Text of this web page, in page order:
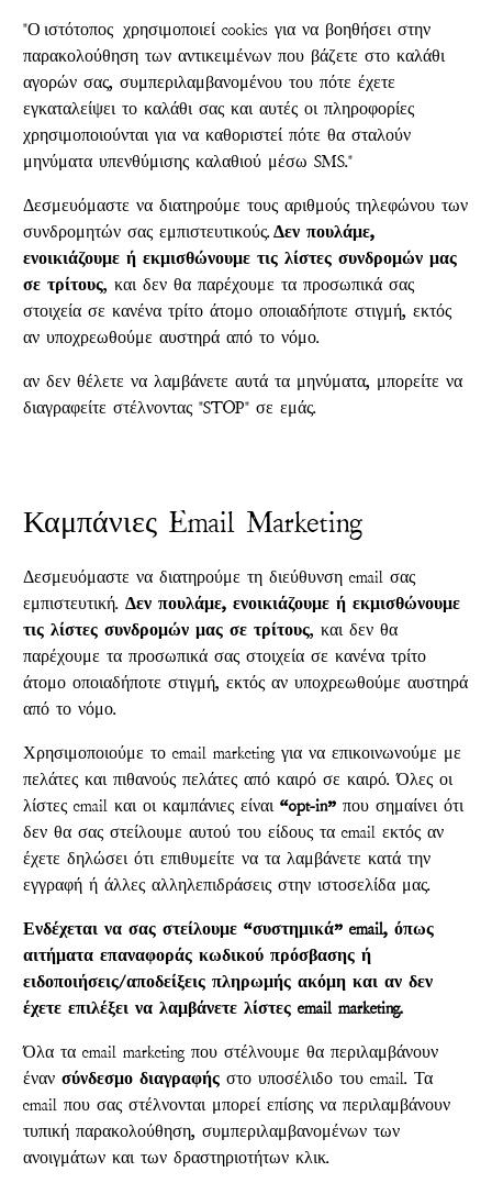
"Οιστότοπος χρησιμοποιεί cookies για να βοηθήσει στην
παρακολούθηση των αντικειμένων που βάζετε στο καλάθι
αγορών σας, συμπεριλαμβανομένου του πότε έχετε
εγκαταλείψει το καλάθι σας και αυτές οι πληροφορίες
χρησιμοποιούνται για να καθοριστεί πότε θα σταλούν
μηνύματα υπενθύμισης καλαθιού μέσω SMS."
Δεσμευόμαστε να διατηρούμε τους αριθμούς τηλεφώνου των
συνδρομητών σας εμπιστευτικούς.Δεν πουλάμε,
ενοικιάζουμε ή εκμισθώνουμε τις λίστες συνδρομών μας
σε τρίτους, και δεν θα παρέχουμε τα προσωπικά σας
στοιχεία σε κανένα τρίτο άτομο οποιαδήποτε στιγμή, εκτός
αν υποχρεωθούμε αυστηρά από το νόμο.
αν δεν θέλετε να λαμβάνετε αυτά τα μηνύματα, μπορείτε να
διαγραφείτε στέλνοντας "STOP" σε εμάς.
Καμπάνιες Email Marketing
Δεσμευόμαστε να διατηρούμε τη διεύθυνση email σας
εμπιστευτική.Δεν πουλάμε, ενοικιάζουμε ή εκμισθώνουμε
τις λίστες συνδρομών μας σε τρίτους, και δεν θα
παρέχουμε τα προσωπικά σας στοιχεία σε κανένα τρίτο
άτομο οποιαδήποτε στιγμή, εκτός αν υποχρεωθούμε αυστηρά
από το νόμο.
Χρησιμοποιούμε το email marketing για να επικοινωνούμε με
πελάτες και πιθανούς πελάτες από καιρό σε καιρό. Όλες οι
λίστες email και οι καμπάνιες είναι“opt-in” που σημαίνει ότι
δεν θα σας στείλουμε αυτού του είδους τα email εκτός αν
έχετε δηλώσει ότι επιθυμείτε να τα λαμβάνετε κατά την
εγγραφή ή άλλες αλληλεπιδράσεις στην ιστοσελίδα μας.
Ενδέχεται να σας στείλουμε “συστημικά” email, όπως
αιτήματα επαναφοράς κωδικού πρόσβασης ή
ειδοποιήσεις/αποδείξεις πληρωμής ακόμη και αν δεν
έχετε επιλέξει να λαμβάνετε λίστες email marketing.
Όλα τα email marketing που στέλνουμε θα περιλαμβάνουν
ένανσύνδεσμο διαγραφής στο υποσέλιδο του email. Τα
email που σας στέλνονται μπορεί επίσης να περιλαμβάνουν
τυπική παρακολούθηση, συμπεριλαμβανομένων των
ανοιγμάτων και των δραστηριοτήτων κλικ.